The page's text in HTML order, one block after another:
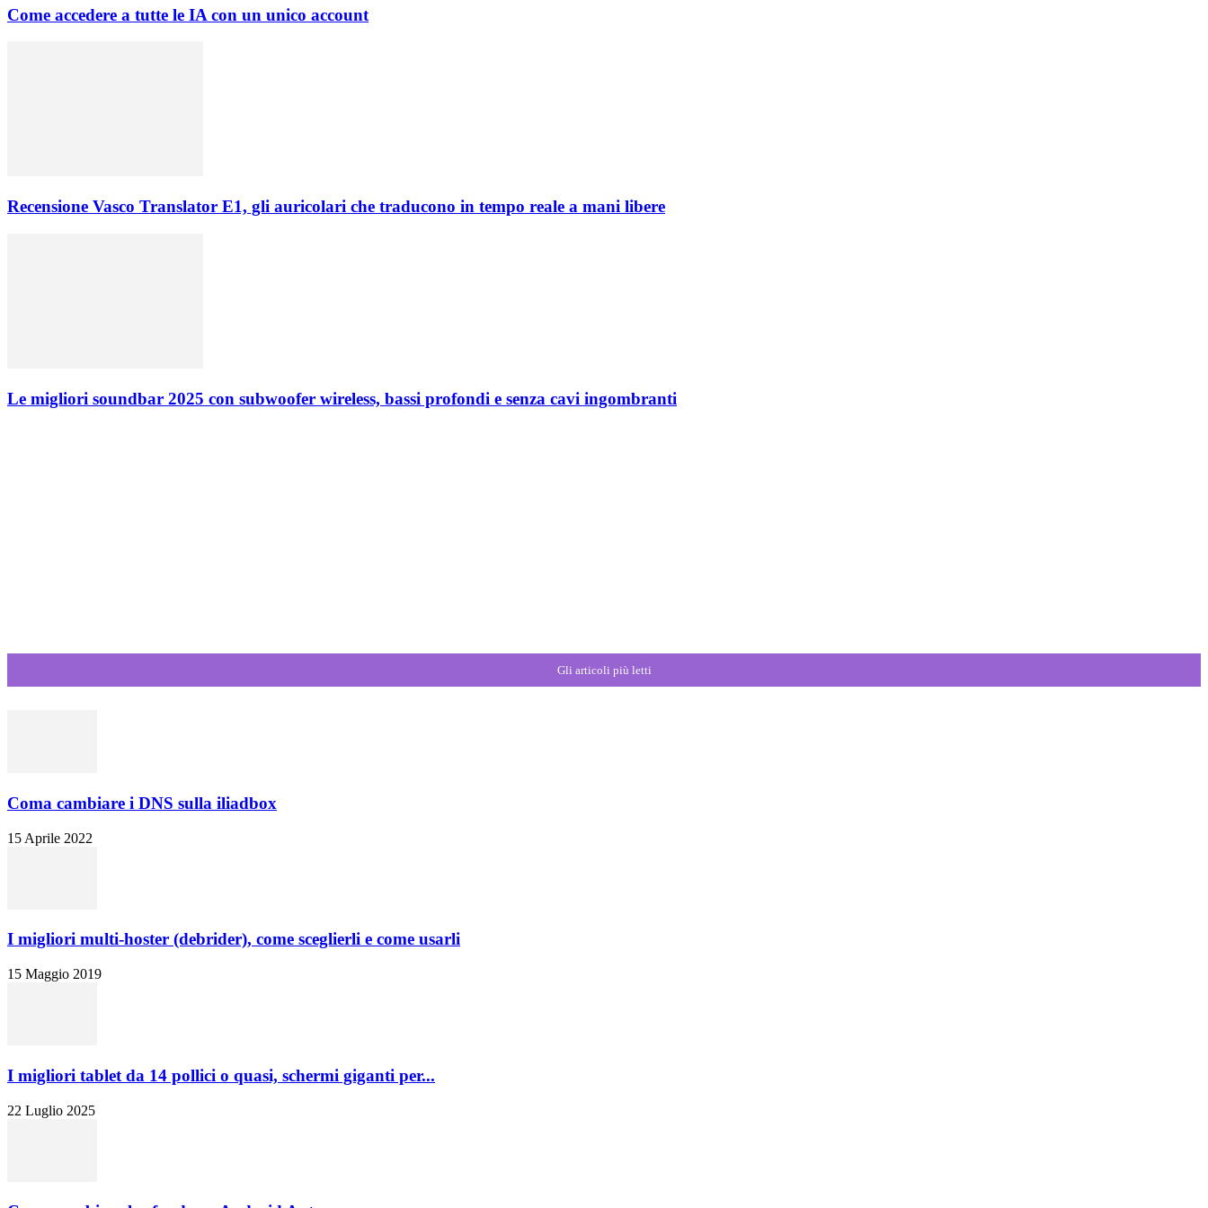
Come accedere a tutte le IA con un unico account
Recensione Vasco Translator E1, gli auricolari che traducono in tempo reale a mani libere
Le migliori soundbar 2025 con subwoofer wireless, bassi profondi e senza cavi ingombranti
Gli articoli più letti
Coma cambiare i DNS sulla iliadbox
15 Aprile 2022
I migliori multi-hoster (debrider), come sceglierli e come usarli
15 Maggio 2019
I migliori tablet da 14 pollici o quasi, schermi giganti per...
22 Luglio 2025